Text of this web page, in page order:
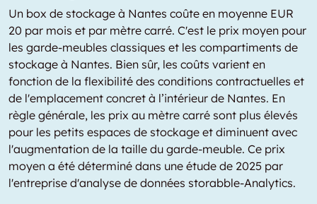
Un box de stockage à Nantes coûte en moyenne EUR
20 par mois et par mètre carré. C'est le prix moyen pour
les garde-meubles classiques et les compartiments de
stockage à Nantes. Bien sûr, les coûts varient en
fonction de la flexibilité des conditions contractuelles et
de l'emplacement concret à l’intérieur de Nantes. En
règle générale, les prix au mètre carré sont plus élevés
pour les petits espaces de stockage et diminuent avec
l'augmentation de la taille du garde-meuble. Ce prix
moyen a été déterminé dans une étude de 2025 par
l'entreprise d'analyse de données storabble-Analytics.